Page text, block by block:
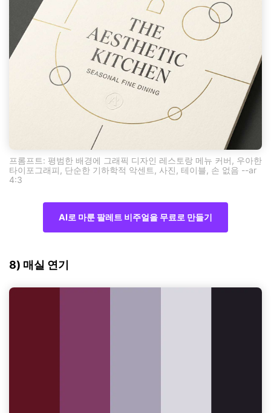
프롬프트: 평범한 배경에 그래픽 디자인 레스토랑 메뉴 커버, 우아한
타이포그래피, 단순한 기하학적 악센트, 사진, 테이블, 손 없음 --ar
4:3
AI로 마룬 팔레트 비주얼을 무료로 만들기
8) 매실 연기